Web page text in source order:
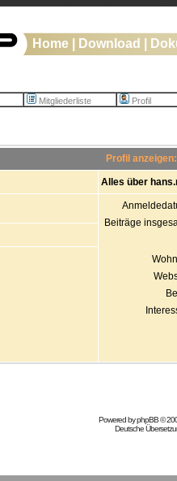
Home Download
Mitgliederliste Profil
Profil
Alles über
Beiträge
Powered byphpBB©
Deutsche